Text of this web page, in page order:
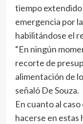
tiempo
emergencia por
habilitándose el
“En ningún
recorte de
alimentación de
señaló De Souza.
En cuanto al
hacerse en estas